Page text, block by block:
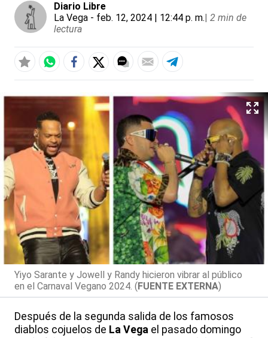
Diario Libre
La Vega - feb. 12, 2024 | 12:44 p. m.| 2 min de
lectura
Yiyo Sarante y Jowell y Randy hicieron vibrar al público
en el Carnaval Vegano 2024. (FUENTE EXTERNA)
Después de la segunda salida de los famosos
diablos cojuelos de La Vega el pasado domingo